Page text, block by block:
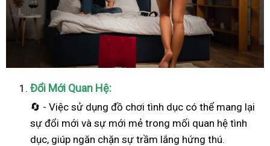
Đổi Mới Quan Hệ:
🔄 - Việc sử dụng đồ chơi tình dục có thể mang lại
sự đổi mới và sự mới mẻ trong mối quan hệ tình
dục, giúp ngăn chặn sự trầm lắng hứng thú.